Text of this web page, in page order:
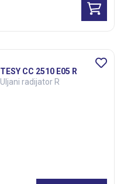
TESY CC 2510 E05 R
Uljani radijator R